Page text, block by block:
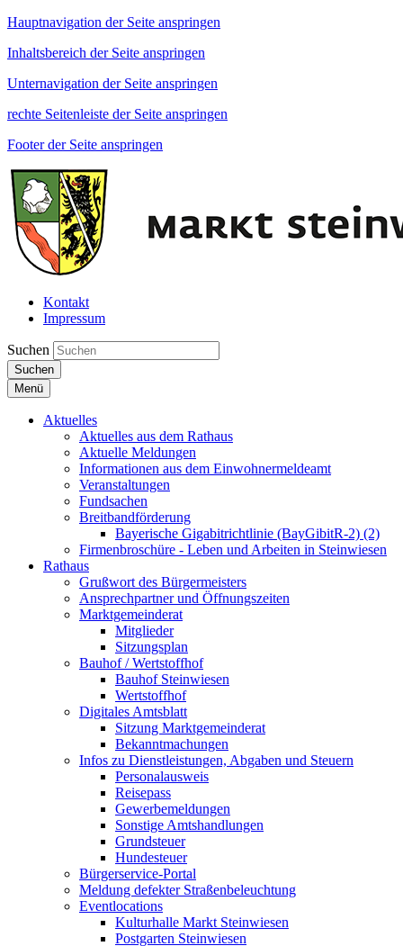
Hauptnavigation der Seite anspringen
Inhaltsbereich der Seite anspringen
Unternavigation der Seite anspringen
rechte Seitenleiste der Seite anspringen
Footer der Seite anspringen
Kontakt
Impressum
Suchen
Suchen
Menü
Aktuelles
Aktuelles aus dem Rathaus
Aktuelle Meldungen
Informationen aus dem Einwohnermeldeamt
Veranstaltungen
Fundsachen
Breitbandförderung
Bayerische Gigabitrichtlinie (BayGibitR-2) (2)
Firmenbroschüre - Leben und Arbeiten in Steinwiesen
Rathaus
Grußwort des Bürgermeisters
Ansprechpartner und Öffnungszeiten
Marktgemeinderat
Mitglieder
Sitzungsplan
Bauhof / Wertstoffhof
Bauhof Steinwiesen
Wertstoffhof
Digitales Amtsblatt
Sitzung Marktgemeinderat
Bekanntmachungen
Infos zu Dienstleistungen, Abgaben und Steuern
Personalausweis
Reisepass
Gewerbemeldungen
Sonstige Amtshandlungen
Grundsteuer
Hundesteuer
Bürgerservice-Portal
Meldung defekter Straßenbeleuchtung
Eventlocations
Kulturhalle Markt Steinwiesen
Postgarten Steinwiesen